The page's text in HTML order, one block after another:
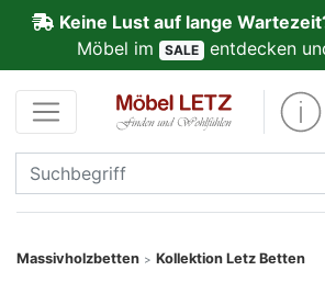
Keine Lust auf lange
Möbel im SALE entdecken
Massivholzbetten > Kollektion Letz Betten
Kundenmeinungen
Anmelden
PREMIUM
Schnell